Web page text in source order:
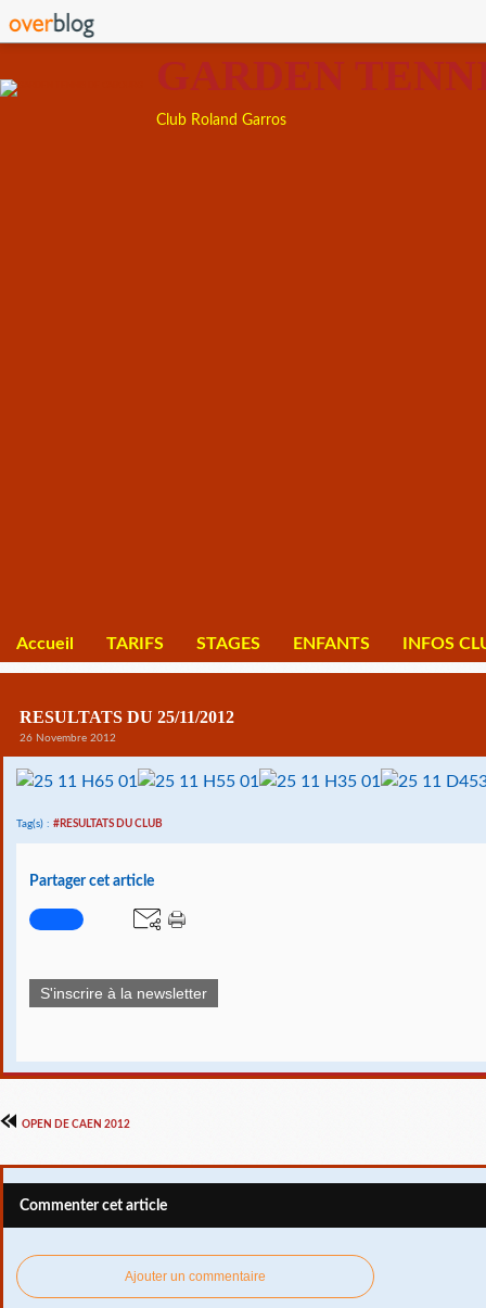
GARDEN
Club Roland Garros
Accueil TARIFS STAGES ENFANTS INFOS
RESULTATS DU 25/11/2012
26 Novembre 2012
Tag(s) : #RESULTATS DU CLUB
Partager cet article
S'inscrire à la newsletter
OPEN DE CAEN 2012
Commenter cet article
Ajouter un commentaire